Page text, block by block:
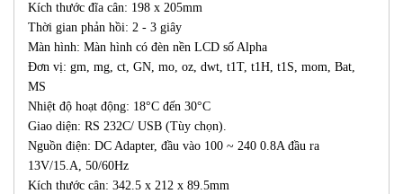
Kích thước đĩa cân: 198 x 205mm
Thời gian phản hồi: 2 - 3 giây
Màn hình: Màn hình có đèn nền LCD số Alpha
Đơn vị: gm, mg, ct, GN, mo, oz, dwt, t1T, t1H, t1S, mom, Bat,
MS
Nhiệt độ hoạt động: 18°C đến 30°C
Giao diện: RS 232C/ USB (Tùy chọn).
Nguồn điện: DC Adapter, đầu vào 100 ~ 240 0.8A đầu ra
13V/15.A, 50/60Hz
Kích thước cân: 342.5 x 212 x 89.5mm